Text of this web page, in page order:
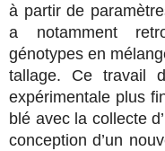
à partir de
a notamment
génotypes en
tallage. Ce travail
expérimentale plus
blé avec la collecte
conception d’un